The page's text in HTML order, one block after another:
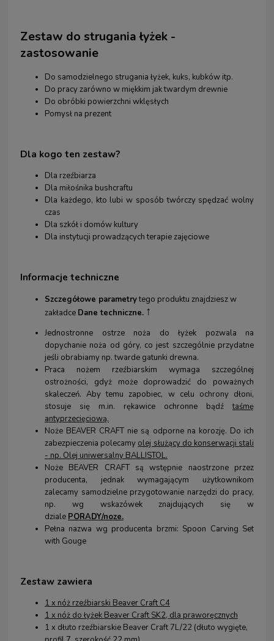
Zestaw do strugania łyżek -
zastosowanie
Do samodzielnego strugania łyżek, kuks, kubków itp.
Do pracy zarówno w miękkim jak twardym drewnie
Do obróbki powierzchni wklęsłych
Pomysł na prezent
Dla kogo ten zestaw?
Dla rzeźbiarza
Dla miłośnika bushcraftu
Dla każdego, kto lubi w sposób twórczy spędzać wolny
czas
Dla szkół i domów kultury
Dla instytucji prowadzących terapie zajęciowe
Informacje techniczne
Szczegółowe parametrytego produktu znajdziesz w
zakładce Dane techniczne. ↑
Jednostronne ostrze noża do łyżek pozwala na
dopychanie noża od góry, co jest szczególnie przydatne
jeśli obrabiamy np. twarde gatunki drewna.
Praca nożem rzeźbiarskim wymaga szczególnej
ostrożności, gdyż może doprowadzić do poważnych
skaleczeń. Aby temu zapobiec, w celu ochrony dłoni,
stosuje się m.in. rękawice ochronne bądźtaśmę
antyprzecięciową.
Noże BEAVER CRAFT nie są odporne na korozję. Do ich
zabezpieczenia polecamy olej służący do konserwacji stali
- np. Olej uniwersalny BALLISTOL.
Noże BEAVER CRAFT są wstępnie naostrzone przez
producenta, jednak wymagającym użytkownikom
zalecamy samodzielne przygotowanie narzędzi do pracy,
np. wg wskazówek znajdujących się w
dziale PORADY/noze.
Pełna nazwa wg producenta brzmi: Spoon Carving Set
with Gouge
Zestaw zawiera
1 x nóż rzeźbiarski Beaver Craft C4
1 x nóż do łyżek Beaver Craft SK2, dla praworęcznych
1 x dłuto rzeźbiarskie Beaver Craft 7L/22 (dłuto wygięte,